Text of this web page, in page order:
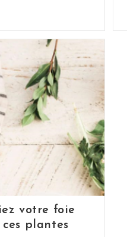
votre foie
plantes